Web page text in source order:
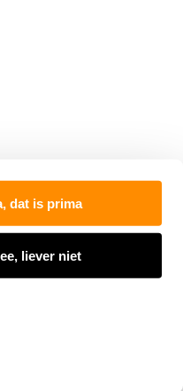
dat is prima
liever niet